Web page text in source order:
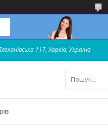
117, Харків, Україна